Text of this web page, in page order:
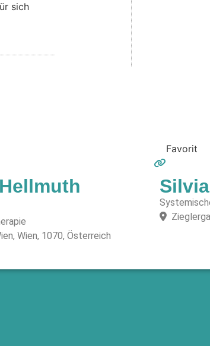
sich
Wien, 1070, Österreich
Favorit